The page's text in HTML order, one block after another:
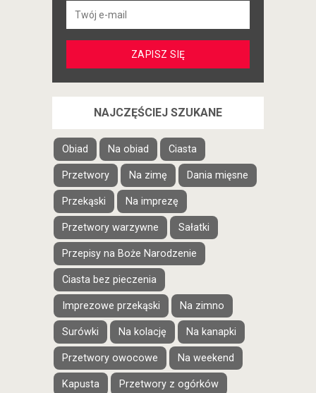
NAJCZĘŚCIEJ SZUKANE
Obiad Na obiad Ciasta
Przetwory Na zimę Dania mięsne
Przekąski Na imprezę
Przetwory warzywne Sałatki
Przepisy na Boże Narodzenie
Ciasta bez pieczenia
Imprezowe przekąski Na zimno
Surówki Na kolację Na kanapki
Przetwory owocowe Na weekend
Kapusta Przetwory z ogórków